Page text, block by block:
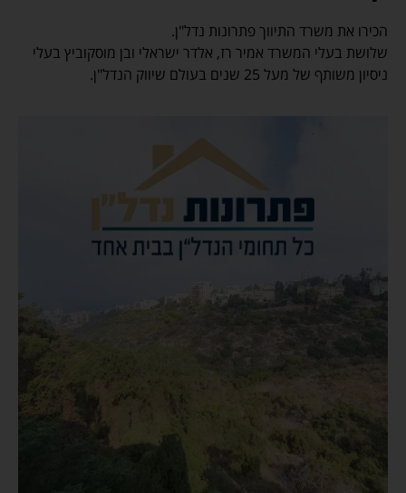
הכירו את משרד התיווך פתרונות נדל"ן.
שלושת בעלי המשרד אמיר רז, אלדר ישראלי ובן מוסקוביץ בעלי
ניסיון משותף של מעל 25 שנים בעולם שיווק הנדל"ן.